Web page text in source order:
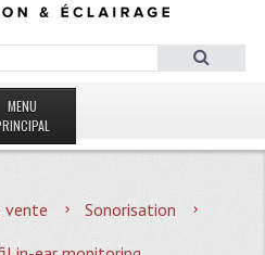
MENU
vente
Sonorisation